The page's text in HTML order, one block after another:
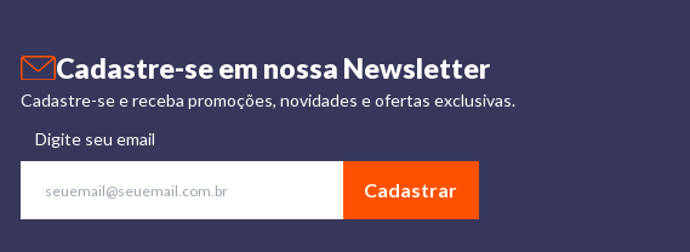
Cadastre-se em nossa Newsletter
Cadastre-se e receba promoções, novidades e ofertas exclusivas.
Digite seu email
Cadastrar